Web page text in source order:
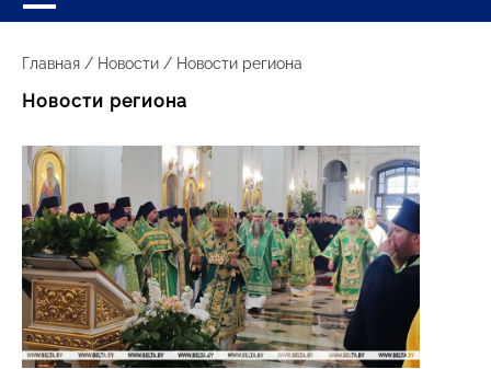
Главная / Новости / Новости региона
Новости региона